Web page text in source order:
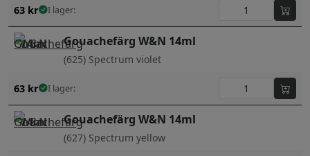
63 kr I lager:
Gouachefärg W&N 14ml
(625) Spectrum violet
63 kr I lager:
Gouachefärg W&N 14ml
(627) Spectrum yellow